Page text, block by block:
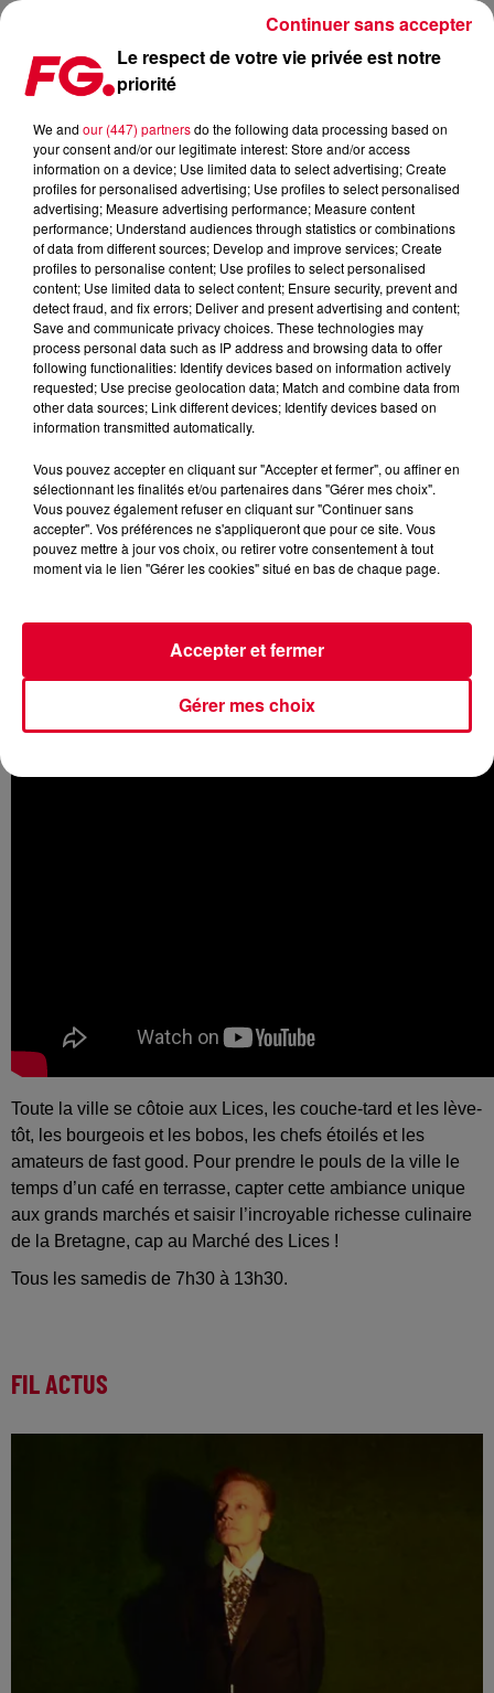
LE MARCHÉ DES LICES À RENNES
Publié : 3 mai 2019 à 14h00 par journaliste Redaction
Au sein de la capitale Bretonne, ils ne sont pas moins de 10
semaine.Rennesabritele deuxième plus grand marché
qui rassemble, dans ce quartier à l’architecture
remarquable, tout ce que la région fait de mieux en matière
Toute la ville se côtoie aux Lices, les couche-tard et les lève-
tôt, les bourgeois et les bobos, les chefs étoilés et les
amateurs de fast good. Pour prendre le pouls de la ville le
temps d’un café en terrasse, capter cette ambiance unique
aux grands marchés et saisir l’incroyable richesse culinaire
de la Bretagne, cap au Marché des Lices !
Tous les samedis de 7h30 à 13h30.
FIL ACTUS
Le respect de votre vie privée est notre
priorité
We and our (447) partnersdo the following data processing based on
your consent and/or our legitimate interest: Store and/or access
information on a device; Use limited data to select advertising; Create
profiles for personalised advertising; Use profiles to select personalised
advertising; Measure advertising performance; Measure content
performance; Understand audiences through statistics or combinations
of data from different sources; Develop and improve services; Create
profiles to personalise content; Use profiles to select personalised
content; Use limited data to select content; Ensure security, prevent and
detect fraud, and fix errors; Deliver and present advertising and content;
Save and communicate privacy choices. These technologies may
process personal data such as IP address and browsing data to offer
following functionalities: Identify devices based on information actively
requested; Use precise geolocation data; Match and combine data from
other data sources; Link different devices; Identify devices based on
information transmitted automatically.
Vous pouvez accepter en cliquant sur "Accepter et fermer", ou affiner en
sélectionnant les finalités et/ou partenaires dans "Gérer mes choix".
Vous pouvez également refuser en cliquant sur "Continuer sans
accepter". Vos préférences ne s'appliqueront que pour ce site. Vous
pouvez mettre à jour vos choix, ou retirer votre consentement à tout
moment via le lien "Gérer les cookies" situé en bas de chaque page.
Gérer mes choix
Accepter et fermer
Continuer sans accepter